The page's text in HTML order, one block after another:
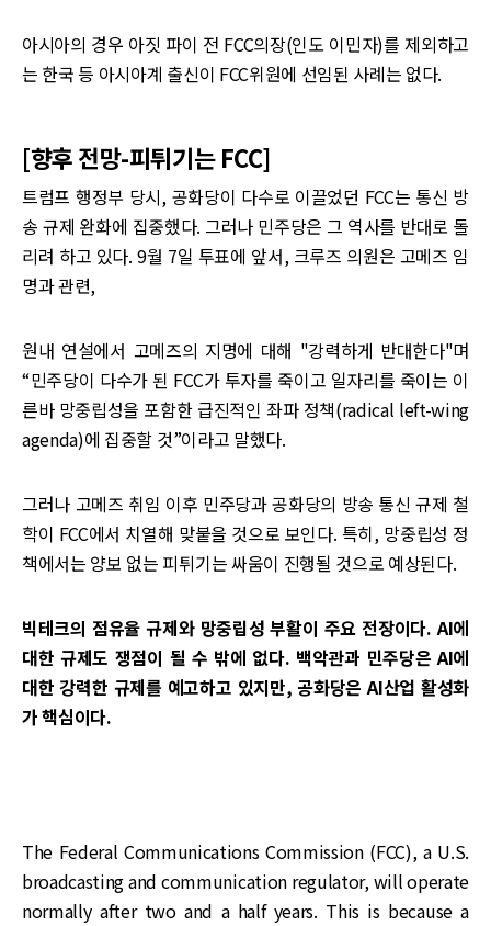
아시아의 경우 아짓 파이 전 FCC의장(인도 이민자)를 제외하고
는 한국 등 아시아계 출신이 FCC위원에 선임된 사례는 없다.
[향후 전망-피튀기는 FCC]
트럼프 행정부 당시, 공화당이 다수로 이끌었던 FCC는 통신 방
송 규제 완화에 집중했다. 그러나 민주당은 그 역사를 반대로 돌
리려 하고 있다. 9월 7일 투표에 앞서, 크루즈 의원은 고메즈 임
명과 관련,
원내 연설에서 고메즈의 지명에 대해 "강력하게 반대한다"며
“민주당이 다수가 된 FCC가 투자를 죽이고 일자리를 죽이는 이
른바 망중립성을 포함한 급진적인 좌파 정책(radical left-wing
agenda)에 집중할 것”이라고 말했다.
그러나 고메즈 취임 이후 민주당과 공화당의 방송 통신 규제 철
학이 FCC에서 치열해 맞붙을 것으로 보인다. 특히, 망중립성 정
책에서는 양보 없는 피튀기는 싸움이 진행될 것으로 예상된다.
빅테크의 점유율 규제와 망중립성 부활이 주요 전장이다. AI에
대한 규제도 쟁점이 될 수 밖에 없다. 백악관과 민주당은 AI에
대한 강력한 규제를 예고하고 있지만, 공화당은 AI산업 활성화
가 핵심이다.
The Federal Communications Commission (FCC), a U.S.
broadcasting and communication regulator, will operate
normally after two and a half years. This is because a